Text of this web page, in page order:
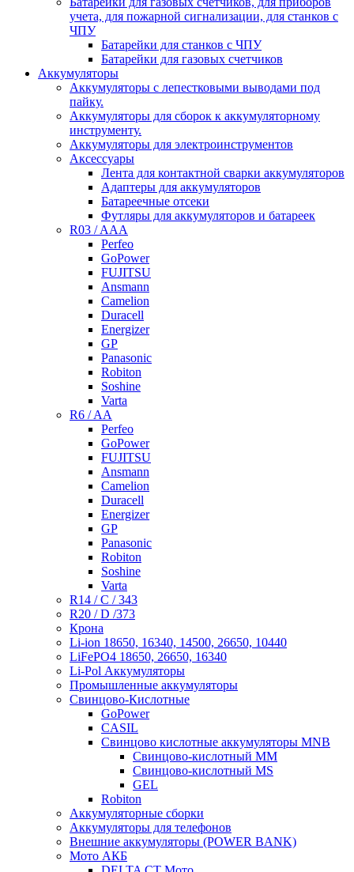
учета, для пожарной сигнализации, для станков с
ЧПУ
Батарейки для станков с ЧПУ
Батарейки для газовых счетчиков
Аккумуляторы
Аккумуляторы с лепестковыми выводами под
пайку.
Аккумуляторы для сборок к аккумуляторному
инструменту.
Аккумуляторы для электроинструментов
Аксессуары
Лента для контактной сварки аккумуляторов
Адаптеры для аккумуляторов
Батареечные отсеки
Футляры для аккумуляторов и батареек
R03 / AAA
Perfeo
GoPower
FUJITSU
Ansmann
Camelion
Duracell
Energizer
GP
Panasonic
Robiton
Soshine
Varta
R6 / AA
Perfeo
GoPower
FUJITSU
Ansmann
Camelion
Duracell
Energizer
GP
Panasonic
Robiton
Soshine
Varta
R14 / C / 343
R20 / D /373
Крона
Li-ion 18650, 16340, 14500, 26650, 10440
LiFePO4 18650, 26650, 16340
Li-Pol Аккумуляторы
Промышленные аккумуляторы
Свинцово-Кислотные
GoPower
CASIL
Свинцово кислотные аккумуляторы MNB
Cвинцово-кислотный MM
Cвинцово-кислотный MS
GEL
Robiton
Аккумуляторные сборки
Аккумуляторы для телефонов
Внешние аккумуляторы (POWER BANK)
Мото АКБ